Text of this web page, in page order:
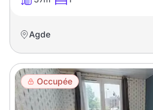
Agde
Occupée